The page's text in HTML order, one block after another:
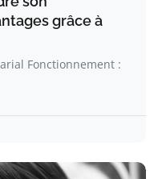
grâce à
Fonctionnement :